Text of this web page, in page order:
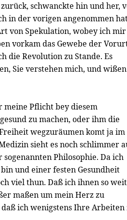
schwanckte hin und her,
in der vorigen angenommen
von Spekulation, wobey ich mir
vorkam das Gewebe der
die Revolution zu Stande. Es
Sie verstehen mich, und
meine Pflicht bey diesem
zu machen, oder ihm die
wegzuräumen komt ja im
sieht es noch schlimmer
Philosophie. Da ich
und einer festen Gesundheit
viel thun. Daß ich ihnen so
maßen um mein Herz zu
ich wenigstens Ihre Arbeiten